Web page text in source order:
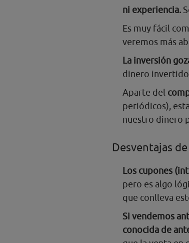
ni experiencia.
Es muy fácil
veremos más
La inversión
dinero
Aparte del
periódicos),
nuestro dinero
Desventajas
Los cupones
pero es algo
que conlleva
Si vendemos
conocida de